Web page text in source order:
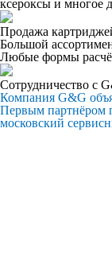
ксероксы и многое
Продажа
Большой
Любые формы
Сотрудничество с
Компания G&G
Первым партнёром
московский